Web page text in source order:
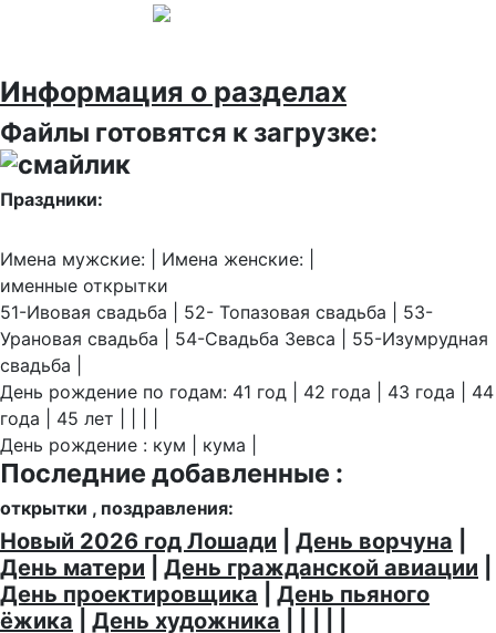
Информация о разделах
Файлы готовятся к загрузке:
Праздники:
Имена мужские: | Имена женские: |
именные открытки
51-Ивовая свадьба | 52- Топазовая свадьба | 53-
Урановая свадьба | 54-Свадьба Зевса | 55-Изумрудная
свадьба |
День рождение по годам: 41 год | 42 года | 43 года | 44
года | 45 лет | | | |
День рождение : кум | кума |
Последние добавленные :
открытки , поздравления:
Новый 2026 год Лошади День ворчуна
День матери
День гражданской авиации
День проектировщика
День пьяного
ёжика
День художника